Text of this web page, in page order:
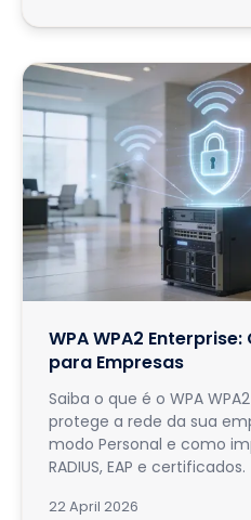
WPA WPA2
para Empresas
Saiba o que é o WPA
protege a rede da sua
modo Personal e como
RADIUS, EAP e certificados.
22 April 2026